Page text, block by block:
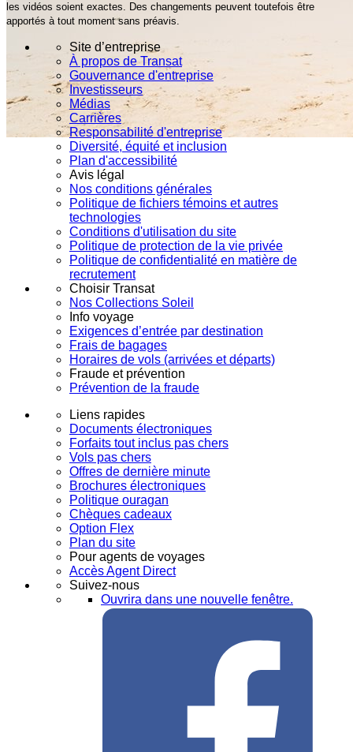
les vidéos soient exactes. Des changements peuvent toutefois être
apportés à tout moment sans préavis.
Site d’entreprise
À propos de Transat
Gouvernance d'entreprise
Investisseurs
Médias
Carrières
Responsabilité d'entreprise
Diversité, équité et inclusion
Plan d'accessibilité
Avis légal
Nos conditions générales
Politique de fichiers témoins et autres
technologies
Conditions d'utilisation du site
Politique de protection de la vie privée
Politique de confidentialité en matière de
recrutement
Choisir Transat
Nos Collections Soleil
Info voyage
Exigences d’entrée par destination
Frais de bagages
Horaires de vols (arrivées et départs)
Fraude et prévention
Prévention de la fraude
Liens rapides
Documents électroniques
Forfaits tout inclus pas chers
Vols pas chers
Offres de dernière minute
Brochures électroniques
Politique ouragan
Chèques cadeaux
Option Flex
Plan du site
Pour agents de voyages
Accès Agent Direct
Suivez-nous
Ouvrira dans une nouvelle fenêtre.